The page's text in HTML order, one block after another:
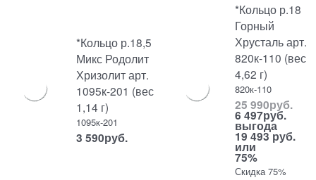
*Кольцо р.18,5
Микс Родолит
Хризолит арт.
1095к-201 (вес
1,14 г)
1095к-201
3 590руб.
*Кольцо р.18
Горный
Хрусталь арт.
820к-110 (вес
4,62 г)
820к-110
25 990руб.
6 497руб.
выгода
19 493 руб.
или
75%
Скидка 75%